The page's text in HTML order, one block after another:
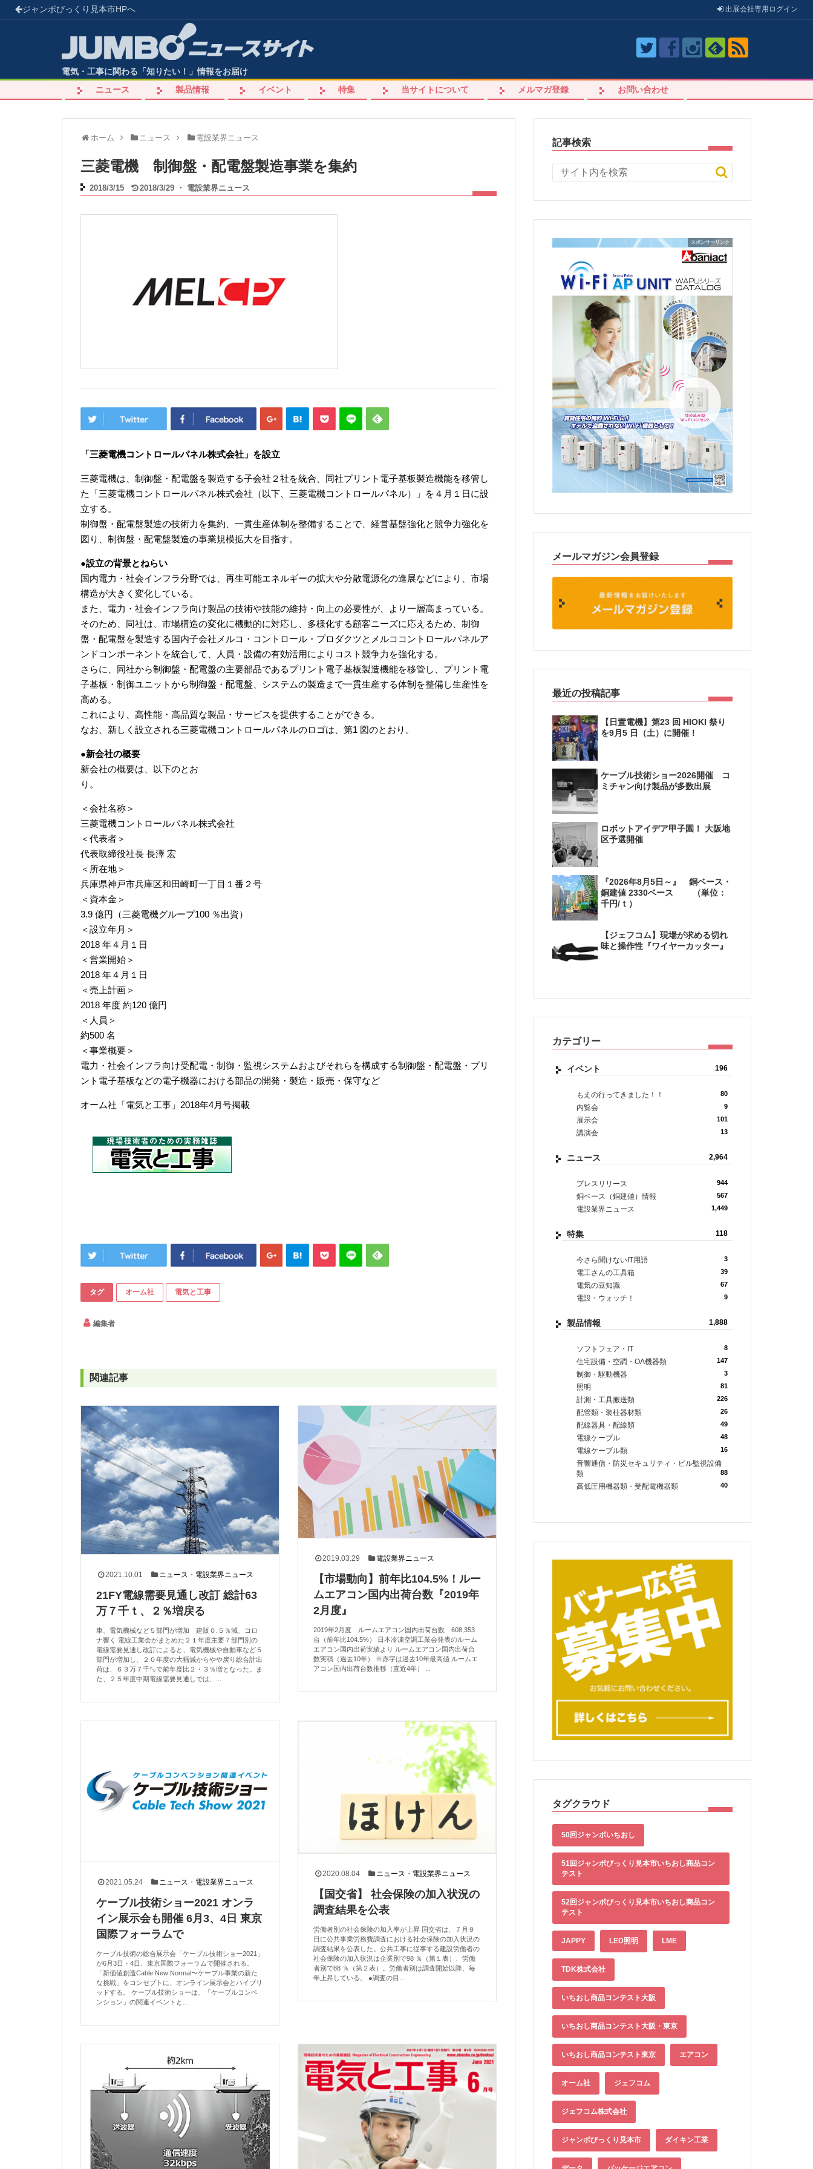
ジャンボびっくり見本市HPへ 出展会社専用 ログイン
電気・工事に関わる「知りたい！」情報をお届け
ニュース
製品情報 イベント 特集 当サイトについて メルマガ登録 お問い合わせ
ホーム ニュース 電設業界ニュース
三菱電機 制御盤・配電盤製造事業を集約
2018/3/15 2018/3/29・ 電設業界ニュース
「三菱電機コントロールパネル株式会社」を設立
三菱電機は、制御盤・配電盤を製造する子会社２社を統合、同社プリント電子基板製造機能を移管し
た「三菱電機コントロールパネル株式会社（以下、三菱電機コントロールパネル）」を４月１日に設
立する。
制御盤・配電盤製造の技術力を集約、一貫生産体制を整備することで、経営基盤強化と競争力強化を
図り、制御盤・配電盤製造の事業規模拡大を目指す。
●設立の背景とねらい
国内電力・社会インフラ分野では、再生可能エネルギーの拡大や分散電源化の進展などにより、市場
構造が大きく変化している。
また、電力・社会インフラ向け製品の技術や技能の維持・向上の必要性が、より一層高まっている。
そのため、同社は、市場構造の変化に機動的に対応し、多様化する顧客ニーズに応えるため、制御
盤・配電盤を製造する国内子会社メルコ・コントロール・プロダクツとメルココントロールパネルア
ンドコンポーネントを統合して、人員・設備の有効活用によりコスト競争力を強化する。
さらに、同社から制御盤・配電盤の主要部品であるプリント電子基板製造機能を移管し、プリント電
子基板・制御ユニットから制御盤・配電盤、システムの製造まで一貫生産する体制を整備し生産性を
高める。
これにより、高性能・高品質な製品・サービスを提供することができる。
なお、新しく設立される三菱電機コントロールパネルのロゴは、第1 図のとおり。
●新会社の概要
新会社の概要は、以下のとお
り。
＜会社名称＞
三菱電機コントロールパネル株式会社
＜代表者＞
代表取締役社長 長澤 宏
＜所在地＞
兵庫県神戸市兵庫区和田崎町一丁目１番２号
＜資本金＞
3.9 億円（三菱電機グループ100 ％出資）
＜設立年月＞
2018 年４月１日
＜営業開始＞
2018 年４月１日
＜売上計画＞
2018 年度 約120 億円
＜人員＞
約500 名
＜事業概要＞
電力・社会インフラ向け受配電・制御・監視システムおよびそれらを構成する制御盤・配電盤・プリ
ント電子基板などの電子機器における部品の開発・製造・販売・保守など
オーム社「電気と工事」2018年4月号掲載
タグ オーム社 電気と工事
編集者
関連記事
2021.10.01 ニュース ・ 電設業界ニュース
21FY電線需要見通し改訂 総計63
万７千ｔ、２％増戻る
車、電気機械など５部門が増加 建販０.５％減、コロ
ナ響く 電線工業会がまとめた２１年度主要７部門別の
電線需要見通し改訂によると、電気機械や自動車など５
部門が増加し、２０年度の大幅減からやや戻り総合計出
荷は、６３万７千㌧で前年度比２・３％増となった。ま
た、２５年度中期電線需要見通しでは、...
2019.03.29 電設業界ニュース
【市場動向】前年比104.5%！ルー
ムエアコン国内出荷台数『2019年
2月度』
2019年2月度 ルームエアコン国内出荷台数 608,353
台（前年比104.5%） 日本冷凍空調工業会発表のルーム
エアコン国内出荷実績より ルームエアコン国内出荷台
数実積（過去10年） ※赤字は過去10年最高値 ルームエ
アコン国内出荷台数推移（直近4年） ...
2021.05.24 ニュース ・ 電設業界ニュース
ケーブル技術ショー2021 オンラ
イン展示会も開催 6月3、4日 東京
国際フォーラムで
ケーブル技術の総合展示会「ケーブル技術ショー2021」
が6月3日・4日、東京国際フォーラムで開催される。
「新価値創造Cable New Normal〜ケーブル事業の新た
な挑戦」をコンセプトに、オンライン展示会とハイブリ
ッドする。 ケーブル技術ショーは、「ケーブルコンベ
ンション」の関連イベントと...
2020.08.04 ニュース ・ 電設業界ニュース
【国交省】 社会保険の加入状況の
調査結果を公表
労働者別の社会保険の加入率が上昇 国交省は、７月９
日に公共事業労務費調査における社会保険の加入状況の
調査結果を公表した。公共工事に従事する建設労働者の
社会保険の加入状況は企業別で98 ％（第１表）、労働
者別で88 ％（第２表）。労働者別は調査開始以降、毎
年上昇している。 ●調査の目...
記事検索
メールマガジン会員登録
最近の投稿記事
【日置電機】第23 回 HIOKI 祭り
を9月5 日（土）に開催！
ケーブル技術ショー2026開催 コ
ミチャン向け製品が多数出展
ロボットアイデア甲子園！ 大阪地
区予選開催
『2026年8月5日～』 銅ベース・
銅建値 2330ベース （単位：
千円/ｔ）
【ジェフコム】現場が求める切れ
味と操作性『ワイヤーカッター』
カテゴリー
イベント 196
もえの行ってきました！！ 80
内覧会 9
展示会 101
講演会 13
ニュース 2,964
プレスリリース 944
銅ベース（銅建値）情報 567
電設業界ニュース 1,449
特集 118
今さら聞けないIT用語 3
電工さんの工具箱 39
電気の豆知識 67
電設・ウォッチ！ 9
製品情報 1,888
ソフトフェア・IT 8
住宅設備・空調・OA機器類 147
制御・駆動機器 3
照明 81
計測・工具搬送類 226
配管類・装柱器材類 26
配線器具・配線類 49
電線ケーブル 48
電線ケーブル類 16
音響通信・防災セキュリティ・ビル監視設備
類
88
高低圧用機器類・受配電機器類 40
タグクラウド
50回ジャンボいちおし
51回ジャンボびっくり見本市いちおし商品コン
テスト
52回ジャンボびっくり見本市いちおし商品コン
テスト
JAPPY LED照明 LME
TDK株式会社
いちおし商品コンテスト大阪
いちおし商品コンテスト大阪・東京
いちおし商品コンテスト東京 エアコン
オーム社 ジェフコム
ジェフコム株式会社
ジャンボびっくり見本市 ダイキン工業